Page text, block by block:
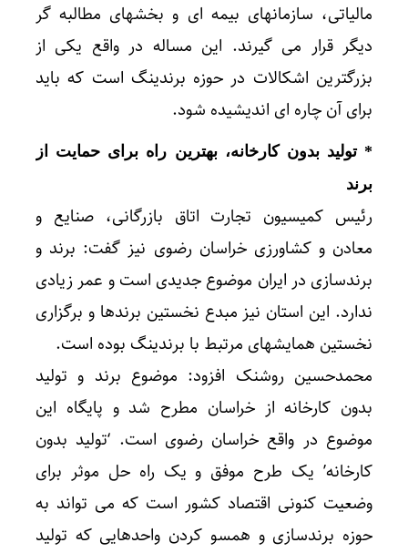
مالیاتی، سازمانهای بیمه ای و بخشهای مطالبه گر
دیگر قرار می گیرند. این مساله در واقع یکی از
بزرگترین اشکالات در حوزه برندینگ است که باید
برای آن چاره ای اندیشیده شود.
* تولید بدون کارخانه، بهترین راه برای حمایت از
برند
رئیس کمیسیون تجارت اتاق بازرگانی، صنایع و
معادن و کشاورزی خراسان رضوی نیز گفت: برند و
برندسازی در ایران موضوع جدیدی است و عمر زیادی
ندارد. این استان نیز مبدع نخستین برندها و برگزاری
نخستین همایشهای مرتبط با برندینگ بوده است.
محمدحسین روشنک افزود: موضوع برند و تولید
بدون کارخانه از خراسان مطرح شد و پایگاه این
موضوع در واقع خراسان رضوی است. ‘تولید بدون
کارخانه’ یک طرح موفق و یک راه حل موثر برای
وضعیت کنونی اقتصاد کشور است که می تواند به
حوزه برندسازی و همسو کردن واحدهایی که تولید